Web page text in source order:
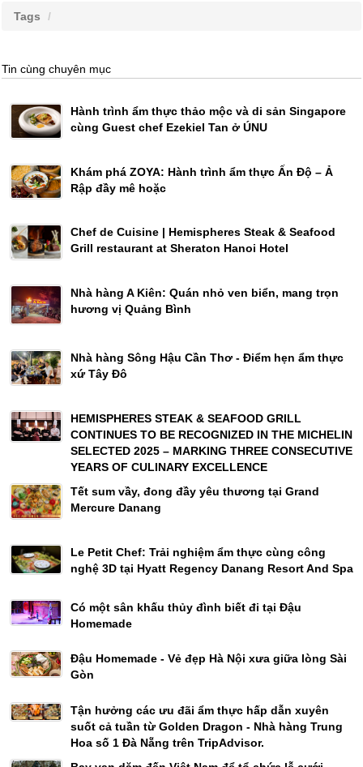
Tags
Tin cùng chuyên mục
Hành trình ẩm thực thảo mộc và di sản Singapore
cùng Guest chef Ezekiel Tan ở ÚNU
Khám phá ZOYA: Hành trình ẩm thực Ấn Độ – Ả
Rập đầy mê hoặc
Chef de Cuisine | Hemispheres Steak & Seafood
Grill restaurant at Sheraton Hanoi Hotel
Nhà hàng A Kiên: Quán nhỏ ven biển, mang trọn
hương vị Quảng Bình
Nhà hàng Sông Hậu Cần Thơ - Điểm hẹn ẩm thực
xứ Tây Đô
HEMISPHERES STEAK & SEAFOOD GRILL
CONTINUES TO BE RECOGNIZED IN THE MICHELIN
SELECTED 2025 – MARKING THREE CONSECUTIVE
YEARS OF CULINARY EXCELLENCE
Tết sum vầy, đong đầy yêu thương tại Grand
Mercure Danang
Le Petit Chef: Trải nghiệm ẩm thực cùng công
nghệ 3D tại Hyatt Regency Danang Resort And Spa
Có một sân khấu thủy đình biết đi tại Đậu
Homemade
Đậu Homemade - Vẻ đẹp Hà Nội xưa giữa lòng Sài
Gòn
Tận hưởng các ưu đãi ẩm thực hấp dẫn xuyên
suốt cả tuần từ Golden Dragon - Nhà hàng Trung
Hoa số 1 Đà Nẵng trên TripAdvisor.